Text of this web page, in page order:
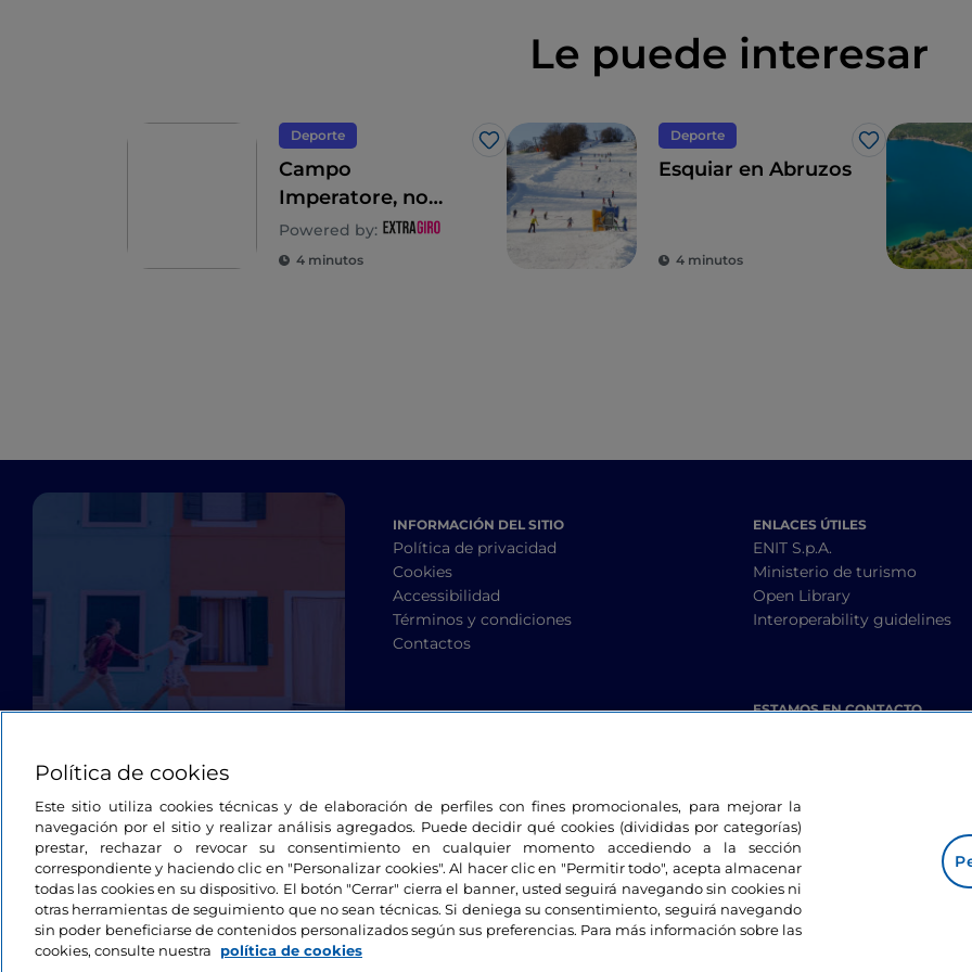
Le puede interesar
Deporte
Me gusta
Campo
Imperatore, no
solo esquí en los
Abruzos
Powered by:
4 minutos
Deporte
Me gusta
Esquiar en Abruzos
4 minutos
INFORMACIÓN DEL SITIO
Política de privacidad
Cookies
Accessibilidad
Términos y condiciones
Contactos
ENLACES ÚTILES
ENIT S.p.A.
Ministerio de turismo
Open Library
Interoperability guidelines
ESTAMOS EN CONTACTO
Política de cookies
Este sitio utiliza cookies técnicas y de elaboración de perfiles con fines promocionales, para mejorar la
navegación por el sitio y realizar análisis agregados. Puede decidir qué cookies (divididas por categorías)
prestar, rechazar o revocar su consentimiento en cualquier momento accediendo a la sección
correspondiente y haciendo clic en "Personalizar cookies". Al hacer clic en "Permitir todo", acepta almacenar
todas las cookies en su dispositivo. El botón "Cerrar" cierra el banner, usted seguirá navegando sin cookies ni
otras herramientas de seguimiento que no sean técnicas. Si deniega su consentimiento, seguirá navegando
sin poder beneficiarse de contenidos personalizados según sus preferencias. Para más información sobre las
cookies, consulte nuestra
política de cookies